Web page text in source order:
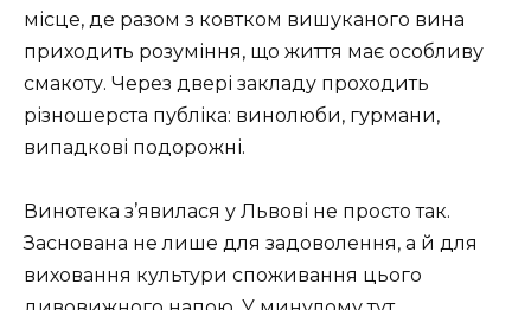
місце, де разом з ковтком вишуканого вина
приходить розуміння, що життя має особливу
смакоту. Через двері закладу проходить
різношерста публіка: винолюби, гурмани,
випадкові подорожні.
Винотека з’явилася у Львові не просто так.
Заснована не лише для задоволення, а й для
виховання культури споживання цього